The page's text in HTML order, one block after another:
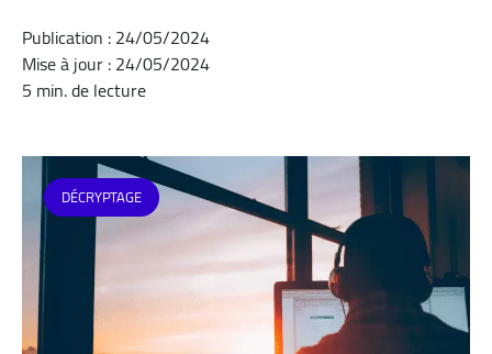
Publication : 24/05/2024
Mise à jour : 24/05/2024
5 min. de lecture
DÉCRYPTAGE